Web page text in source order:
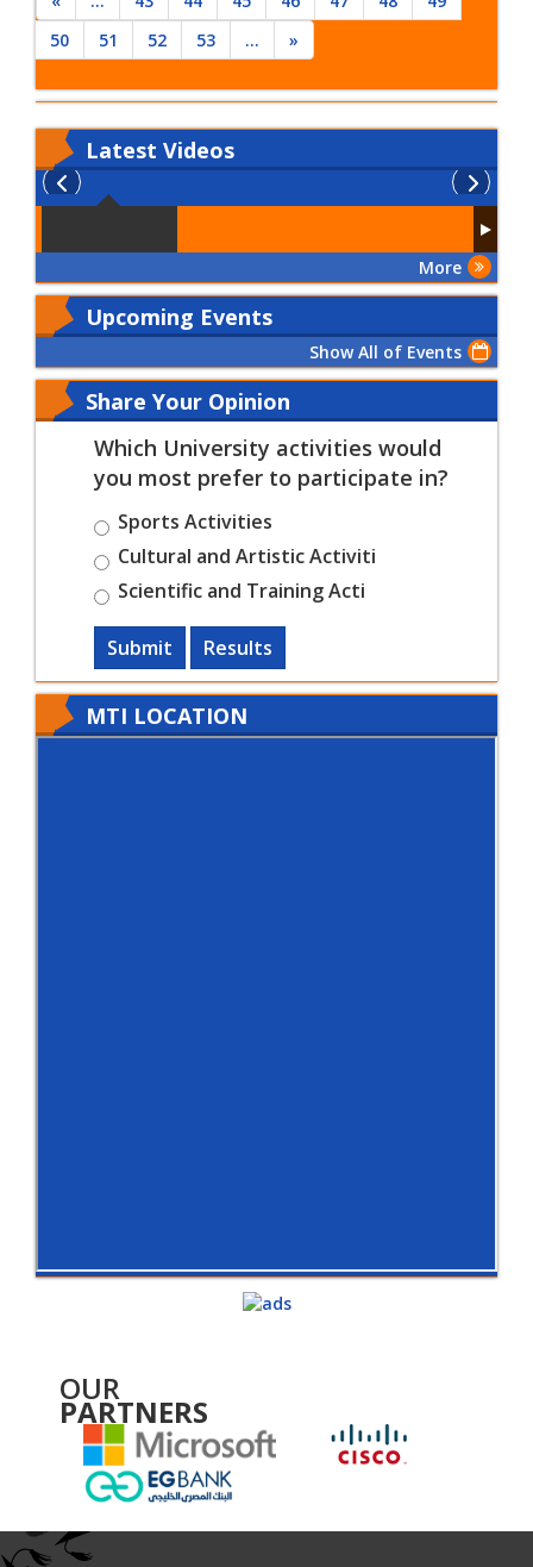
50
51 52 53 ... »
Latest Videos
More
Upcoming Events
Show All of Events
Share Your Opinion
Which University activities would
you most prefer to participate in?
Sports Activities
Cultural and Artistic Activiti
Scientific and Training Acti
Submit Results
MTI LOCATION
OUR
PARTNERS